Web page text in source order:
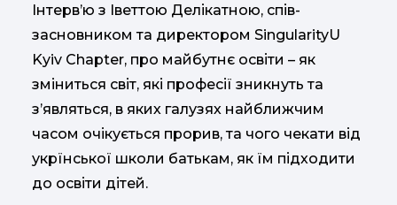
Інтерв’ю з Іветтою Делікатною, спів-
засновником та директором SingularityU
Kyiv Chapter, про майбутнє освіти – як
зміниться світ, які професії зникнуть та
з’являться, в яких галузях найближчим
часом очікується прорив, та чого чекати від
укрїнської школи батькам, як їм підходити
до освіти дітей.